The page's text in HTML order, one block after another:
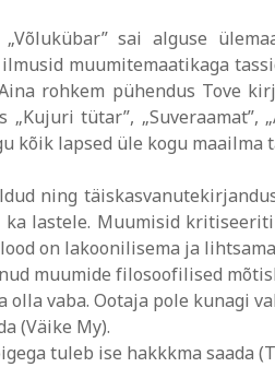
„Võlukübar” sai alguse
muumitemaatikaga
rohkem pühendus Tove
tütar”, „Suveraamat”,
kõik lapsed üle kogu
ning
lastele. Muumisid
on lakoonilisema ja
muumide filosoofilised
olla vaba. Ootaja pole kunagi
(Väike My).
tuleb ise hakkkma saada